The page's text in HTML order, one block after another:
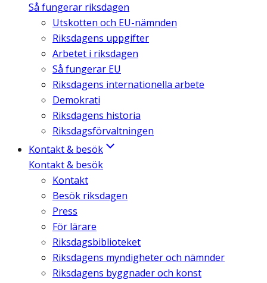
Så fungerar riksdagen
Utskotten och EU-nämnden
Riksdagens uppgifter
Arbetet i riksdagen
Så fungerar EU
Riksdagens internationella arbete
Demokrati
Riksdagens historia
Riksdagsförvaltningen
Kontakt & besök
Kontakt & besök
Kontakt
Besök riksdagen
Press
För lärare
Riksdagsbiblioteket
Riksdagens myndigheter och nämnder
Riksdagens byggnader och konst